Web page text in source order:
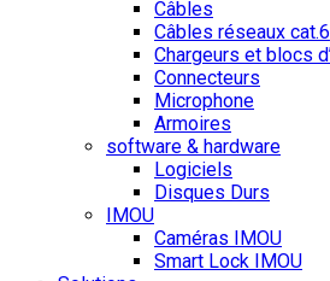
Câbles
Câbles réseaux cat.6
Chargeurs et blocs
Connecteurs
Microphone
Armoires
software & hardware
Logiciels
Disques Durs
IMOU
Caméras IMOU
Smart Lock IMOU